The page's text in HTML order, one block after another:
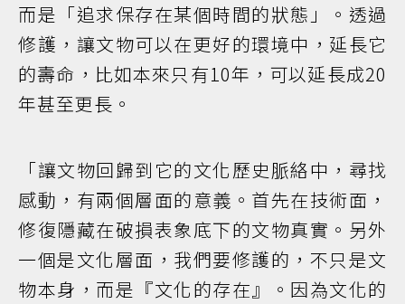
而是「追求保存在某個時間的狀態」。透過
修護，讓文物可以在更好的環境中，延長它
的壽命，比如本來只有10年，可以延長成20
年甚至更長。
「讓文物回歸到它的文化歷史脈絡中，尋找
感動，有兩個層面的意義。首先在技術面，
修復隱藏在破損表象底下的文物真實。另外
一個是文化層面，我們要修護的，不只是文
物本身，而是『文化的存在』。因為文化的